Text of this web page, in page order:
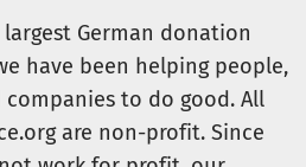
German donation
have been helping people,
to do good. All
are non-profit. Since